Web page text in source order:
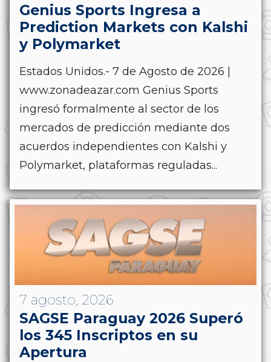
Genius Sports Ingresa a
Prediction Markets con Kalshi
y Polymarket
Estados Unidos.- 7 de Agosto de 2026 |
www.zonadeazar.com Genius Sports
ingresó formalmente al sector de los
mercados de predicción mediante dos
acuerdos independientes con Kalshi y
Polymarket, plataformas reguladas...
7 agosto, 2026
SAGSE Paraguay 2026 Superó
los 345 Inscriptos en su
Apertura